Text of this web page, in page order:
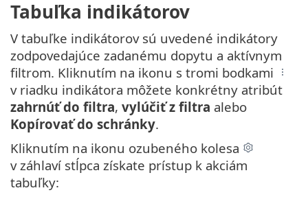
Tabuľka indikátorov
V tabuľke indikátorov sú uvedené indikátory
zodpovedajúce zadanému dopytu a aktívnym
filtrom. Kliknutím na ikonu s tromi bodkami
v riadku indikátora môžete konkrétny atribút
zahrnúť do filtra, vylúčiť z filtra alebo
Kopírovať do schránky.
Kliknutím na ikonu ozubeného kolesa
v záhlaví stĺpca získate prístup k akciám
tabuľky: